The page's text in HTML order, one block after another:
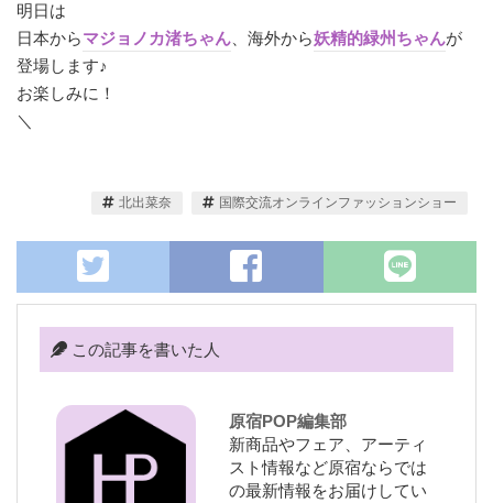
明日は
日本からマジョノカ渚ちゃん 、海外から妖精的緑州ちゃんが
登場します♪
お楽しみに！
＼
北出菜奈 国際交流オンラインファッションショー
この記事を書いた人
原宿POP編集部
新商品やフェア、アーティ
スト情報など原宿ならでは
の最新情報をお届けしてい